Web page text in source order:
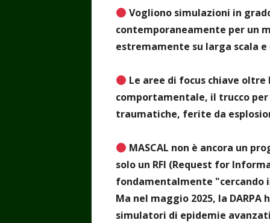
Vogliono simulazioni in
contemporaneamente per un
estremamente su larga scala
Le aree di focus chiave
comportamentale, il trucco
traumatiche, ferite da
MASCAL non è ancora un
solo un RFI (Request for
fondamentalmente "cercando
Ma nel maggio 2025, la DARPA
simulatori di epidemie